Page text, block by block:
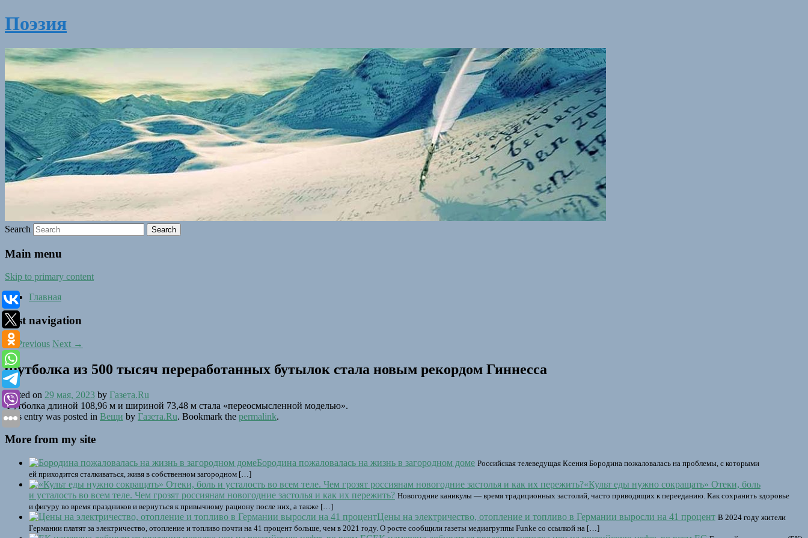
Поэзия
Search
Main menu
Skip to primary content
Главная
Post navigation
←Previous Next →
Футболка из 500 тысяч переработанных бутылок стала новым рекордом Гиннесса
Posted on 29 мая, 2023 by Газета.Ru
Футболка длиной 108,96 м и шириной 73,48 м стала «переосмысленной моделью».
This entry was posted in Вещи by Газета.Ru. Bookmark the permalink.
More from my site
Бородина пожаловалась на жизнь в загородном доме Российская телеведущая Ксения Бородина пожаловалась на проблемы, с которыми
ей приходится сталкиваться, живя в собственном загородном […]
«Культ еды нужно сокращать» Отеки, боль
и усталость во всем теле. Чем грозят россиянам новогодние застолья и как их пережить? Новогодние каникулы — время традиционных застолий, часто приводящих к перееданию. Как сохранить здоровье
и фигуру во время праздников и вернуться к привычному рациону после них, а также […]
Цены на электричество, отопление и топливо в Германии выросли на 41 процент В 2024 году жители
Германии платят за электричество, отопление и топливо почти на 41 процент больше, чем в 2021 году. О росте сообщили газеты медиагруппы Funke со ссылкой на […]